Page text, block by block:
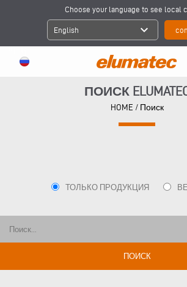
Choose your language to see local
English expand_more
ПОИСК
HOME / Поиск
ТОЛЬКО ПРОДУКЦИЯ